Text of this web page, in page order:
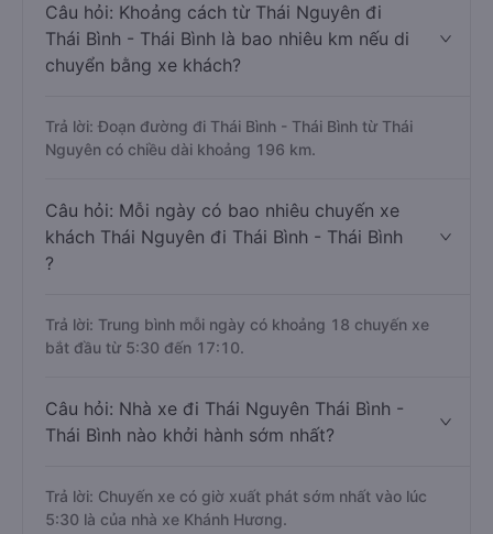
Câu hỏi: Khoảng cách từ Thái Nguyên đi
Thái Bình - Thái Bình là bao nhiêu km nếu di
chuyển bằng xe khách?
Trả lời: Đoạn đường đi Thái Bình - Thái Bình từ Thái
Nguyên có chiều dài khoảng 196 km.
Câu hỏi: Mỗi ngày có bao nhiêu chuyến xe
khách Thái Nguyên đi Thái Bình - Thái Bình
?
Trả lời: Trung bình mỗi ngày có khoảng 18 chuyến xe
bắt đầu từ 5:30 đến 17:10.
Câu hỏi: Nhà xe đi Thái Nguyên Thái Bình -
Thái Bình nào khởi hành sớm nhất?
Trả lời: Chuyến xe có giờ xuất phát sớm nhất vào lúc
5:30 là của nhà xe Khánh Hương.